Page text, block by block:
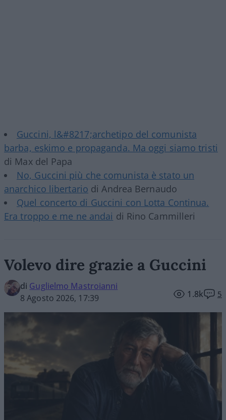
Guccini, l&#8217;archetipo del comunista
barba, eskimo e propaganda. Ma oggi siamo tristi
di Max del Papa
No, Guccini più che comunista è stato un
anarchico libertario di Andrea Bernaudo
Quel concerto di Guccini con Lotta Continua.
Era troppo e me ne andai di Rino Cammilleri
Volevo dire grazie a Guccini
di Guglielmo Mastroianni
8 Agosto 2026, 17:39
1.8k 5